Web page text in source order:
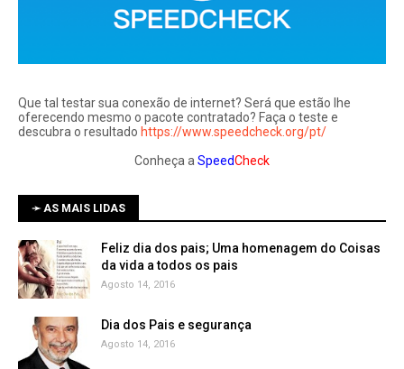
Que tal testar sua conexão de internet? Será que estão lhe
oferecendo mesmo o pacote contratado? Faça o teste e
descubra o resultado https://www.speedcheck.org/pt/
Conheça a SpeedCheck
➛ AS MAIS LIDAS
Feliz dia dos pais; Uma homenagem do Coisas
da vida a todos os pais
Agosto 14, 2016
Dia dos Pais e segurança
Agosto 14, 2016